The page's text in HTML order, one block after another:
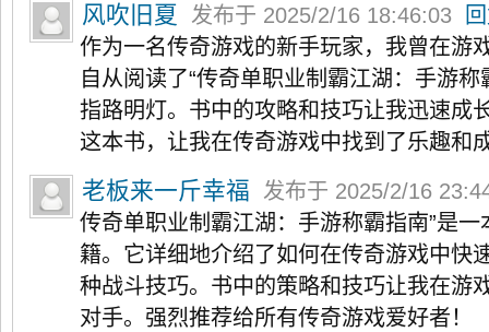
风吹旧夏 发布于 2025/2/16 18:46:03
作为一名传奇游戏的新手玩家，我曾在游
自从阅读了“传奇单职业制霸江湖：手游
指路明灯。书中的攻略和技巧让我迅速成
这本书，让我在传奇游戏中找到了乐趣和
老板来一斤幸福
发布于 2025/2/16
传奇单职业制霸江湖：手游称霸指南”是
籍。它详细地介绍了如何在传奇游戏中快
种战斗技巧。书中的策略和技巧让我在游
对手。强烈推荐给所有传奇游戏爱好者！